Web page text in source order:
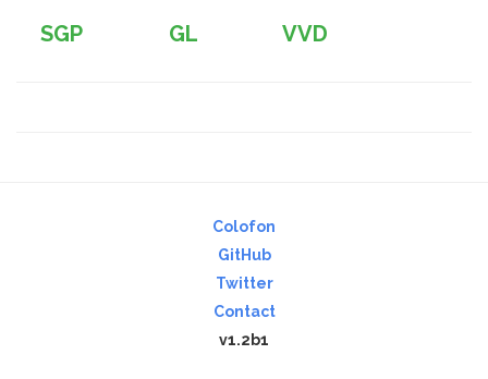
SGP
GL VVD
Colofon
GitHub
Twitter
Contact
v1.2b1